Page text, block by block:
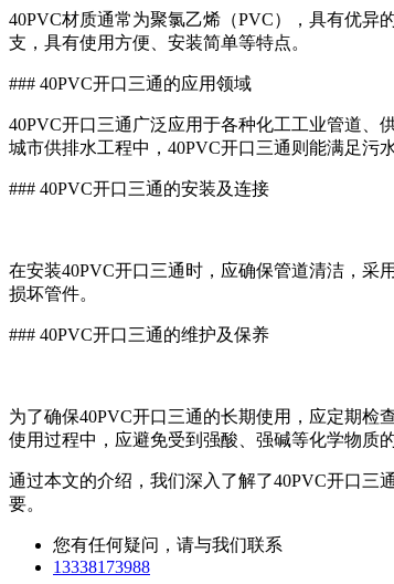
40PVC材质通常为聚氯乙烯（PVC），具有优
支，具有使用方便、安装简单等特点。
### 40PVC开口三通的应用领域
40PVC开口三通广泛应用于各种化工工业管道、
城市供排水工程中，40PVC开口三通则能满足污
### 40PVC开口三通的安装及连接
在安装40PVC开口三通时，应确保管道清洁，采
损坏管件。
### 40PVC开口三通的维护及保养
为了确保40PVC开口三通的长期使用，应定期
使用过程中，应避免受到强酸、强碱等化学物质
通过本文的介绍，我们深入了解了40PVC开口三
要。
您有任何疑问，请与我们联系
13338173988